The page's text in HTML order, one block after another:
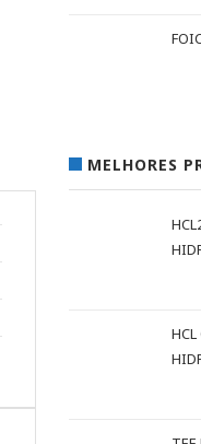
MELHORES